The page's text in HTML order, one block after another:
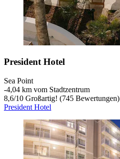
President Hotel
Sea Point
‐4,04 km vom Stadtzentrum
8,6/10 Großartig! (745 Bewertungen)
President Hotel